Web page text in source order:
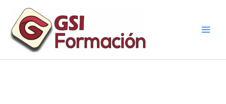
contenido